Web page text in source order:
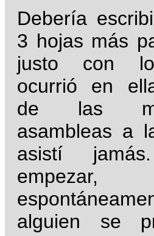
Debería
3 hojas más
justo con
ocurrió en
de las
asambleas a
asistí
empezar,
alguien se